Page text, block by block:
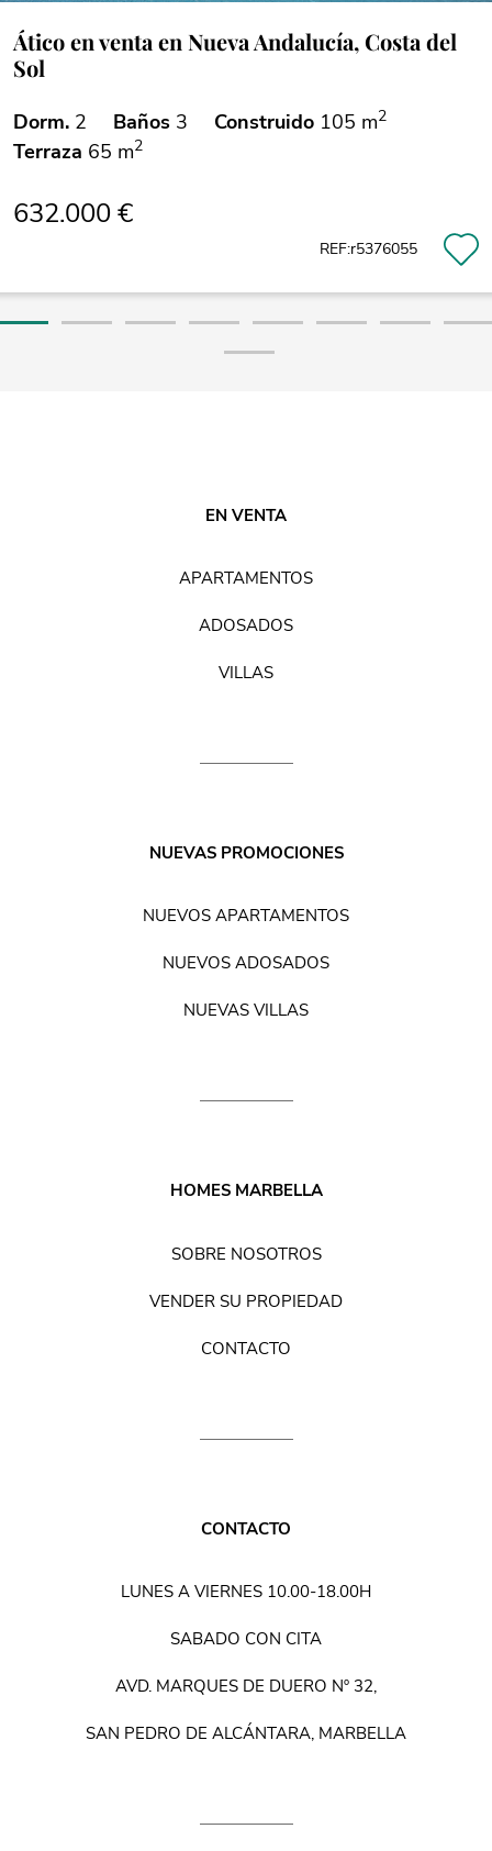
Ático en venta en Nueva Andalucía, Costa del
Sol
Dorm. 2 Baños 3 Construido 105 m2
Terraza 65 m2
632.000 €
REF:r5376055
EN VENTA
APARTAMENTOS
ADOSADOS
VILLAS
NUEVAS PROMOCIONES
NUEVOS APARTAMENTOS
NUEVOS ADOSADOS
NUEVAS VILLAS
HOMES MARBELLA
SOBRE NOSOTROS
VENDER SU PROPIEDAD
CONTACTO
CONTACTO
LUNES A VIERNES 10.00-18.00H
SABADO CON CITA
AVD. MARQUES DE DUERO Nº 32,
SAN PEDRO DE ALCÁNTARA, MARBELLA